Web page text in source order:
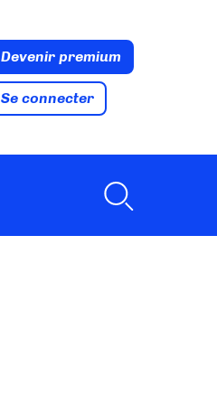
Devenir premium
Se connecter